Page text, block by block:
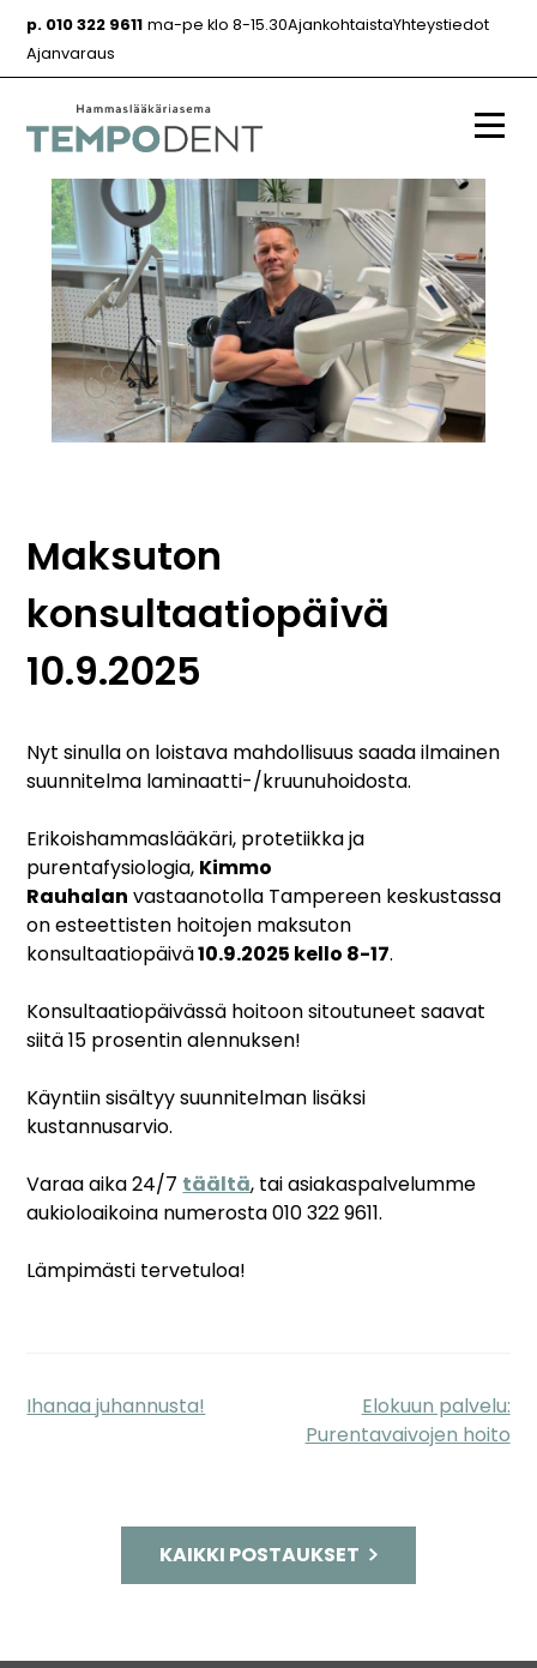
sisältöön
p. 010 322 9611 ma-pe klo 8-15.30AjankohtaistaYhteystiedot
Ajanvaraus
Maksuton
konsultaatiopäivä
10.9.2025
Nyt sinulla on loistava mahdollisuus saada ilmainen
suunnitelma laminaatti-/kruunuhoidosta.
Erikoishammaslääkäri, protetiikka ja
purentafysiologia, Kimmo
Rauhalan vastaanotolla Tampereen keskustassa
on esteettisten hoitojen maksuton
konsultaatiopäivä10.9.2025 kello 8-17.
Konsultaatiopäivässä hoitoon sitoutuneet saavat
siitä 15 prosentin alennuksen!
Käyntiin sisältyy suunnitelman lisäksi
kustannusarvio.
Varaa aika 24/7 täältä, tai asiakaspalvelumme
aukioloaikoina numerosta 010 322 9611.
Lämpimästi tervetuloa!
Artikkelien
Ihanaa juhannusta!
Elokuun palvelu:
Purentavaivojen hoito
KAIKKI POSTAUKSET